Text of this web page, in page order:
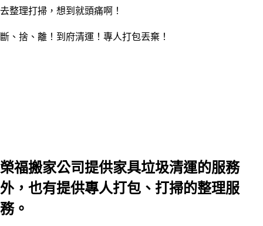
去整理打掃，想到就頭痛啊！
斷 、 捨 、離 ！到府清運！專人打包丟棄 ！
榮福搬家公司提供家具垃圾清運的服務
外，也有提供專人打包、打掃的整理服
務。